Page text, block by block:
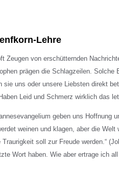
Lehre
Zeugen von erschütternden
prägen die Schlagzeilen. Solche
sie uns oder unsere Liebsten direkt
Leid und Schmerz wirklich das
geben uns Hoffnung
weinen und klagen, aber die Welt
soll zur Freude werden.“
Wort haben. Wie aber ertrage ich